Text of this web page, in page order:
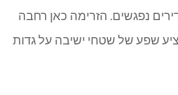
נפגשים. הזרימה כאן רחבה
שפע של שטחי ישיבה על גדות